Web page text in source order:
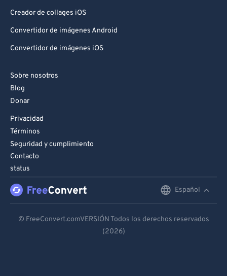
Creador de collages iOS
Convertidor de imágenes Android
Convertidor de imágenes iOS
Sobre nosotros
Blog
Donar
Privacidad
Términos
Seguridad y cumplimiento
Contacto
status
Español
Español
© FreeConvert.comVERSIÓN Todos los derechos reservados
(2026)